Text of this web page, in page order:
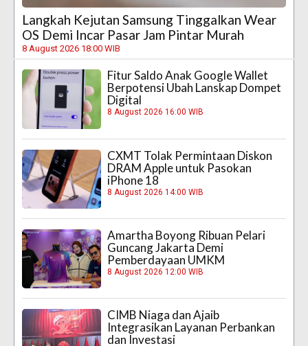
Langkah Kejutan Samsung Tinggalkan Wear
OS Demi Incar Pasar Jam Pintar Murah
8 August 2026 18:00 WIB
Fitur Saldo Anak Google Wallet
Berpotensi Ubah Lanskap Dompet
Digital
8 August 2026 16:00 WIB
CXMT Tolak Permintaan Diskon
DRAM Apple untuk Pasokan
iPhone 18
8 August 2026 14:00 WIB
Amartha Boyong Ribuan Pelari
Guncang Jakarta Demi
Pemberdayaan UMKM
8 August 2026 12:00 WIB
CIMB Niaga dan Ajaib
Integrasikan Layanan Perbankan
dan Investasi